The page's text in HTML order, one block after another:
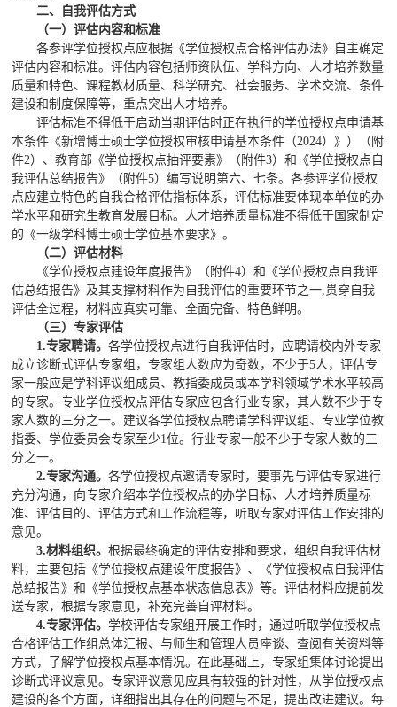
二、自我评估方式
（一）评估内容和标准
各参评学位授权点应根据《学位授权点合格评估办法》自主确定
评估内容和标准。评估内容包括师资队伍、学科方向、人才培养数量
质量和特色、课程教材质量、科学研究、社会服务、学术交流、条件
建设和制度保障等，重点突出人才培养。
评估标准不得低于启动当期评估时正在执行的学位授权点申请基
本条件《新增博士硕士学位授权审核申请基本条件（2024）》）（附
件2）、教育部《学位授权点抽评要素》（附件3）和《学位授权点自
我评估总结报告》（附件5）编写说明第六、七条。各参评学位授权
点应建立特色的自我合格评估指标体系，评估标准要体现本单位的办
学水平和研究生教育发展目标。人才培养质量标准不得低于国家制定
的《一级学科博士硕士学位基本要求》。
（二）评估材料
《学位授权点建设年度报告》（附件4）和《学位授权点自我评
估总结报告》及其支撑材料作为自我评估的重要环节之一,贯穿自我
评估全过程，材料应真实可靠、全面完备、特色鲜明。
（三）专家评估
1.专家聘请。 各学位授权点进行自我评估时，应聘请校内外专家
成立诊断式评估专家组，专家组人数应为奇数，不少于5人，评估专
家一般应是学科评议组成员、教指委成员或本学科领域学术水平较高
的专家。专业学位授权点评估专家应包含行业专家，其人数不少于专
家人数的三分之一。建议各学位授权点聘请学科评议组、专业学位教
指委、学位委员会专家至少1位。行业专家一般不少于专家人数的三
分之一。
2.专家沟通。 各学位授权点邀请专家时，要事先与评估专家进行
充分沟通，向专家介绍本学位授权点的办学目标、人才培养质量标
准、评估目的、评估方式和工作流程等，听取专家对评估工作安排的
意见。
3.材料组织。 根据最终确定的评估安排和要求，组织自我评估材
料，主要包括《学位授权点建设年度报告》、《学位授权点自我评估
总结报告》和《学位授权点基本状态信息表》等。评估材料应提前发
送专家，根据专家意见，补充完善自评材料。
4.专家评估。 学校评估专家组开展工作时，通过听取学位授权点
合格评估工作组总体汇报、与师生和管理人员座谈、查阅有关资料等
方式，了解学位授权点基本情况。在此基础上，专家组集体讨论提出
诊断式评议意见。专家评议意见应具有较强的针对性，从学位授权点
建设的各个方面，详细指出其存在的问题与不足，提出改进建议。每